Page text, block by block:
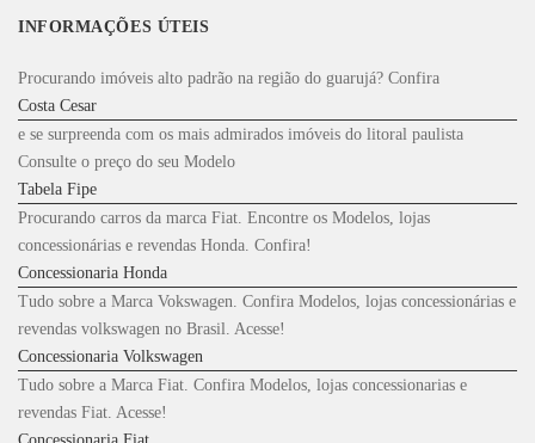
INFORMAÇÕES ÚTEIS
Procurando imóveis alto padrão na região do guarujá? Confira
Costa Cesar
e se surpreenda com os mais admirados imóveis do litoral paulista
Consulte o preço do seu Modelo
Tabela Fipe
Procurando carros da marca Fiat. Encontre os Modelos, lojas
concessionárias e revendas Honda. Confira!
Concessionaria Honda
Tudo sobre a Marca Vokswagen. Confira Modelos, lojas concessionárias e
revendas volkswagen no Brasil. Acesse!
Concessionaria Volkswagen
Tudo sobre a Marca Fiat. Confira Modelos, lojas concessionarias e
revendas Fiat. Acesse!